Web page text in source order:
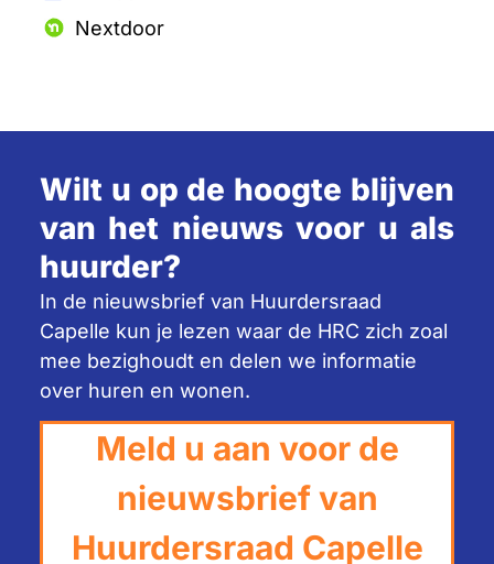
Nextdoor
Wilt u op de hoogte blijven
van het nieuws voor u als
huurder?
In de nieuwsbrief van Huurdersraad
Capelle kun je lezen waar de HRC zich zoal
mee bezighoudt en delen we informatie
over huren en wonen.
Meld u aan voor de
nieuwsbrief van
Huurdersraad Capelle